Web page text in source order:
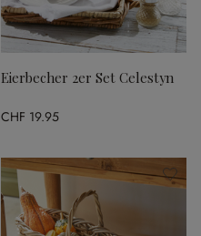
Eierbecher 2er Set Celestyn
CHF 19.95